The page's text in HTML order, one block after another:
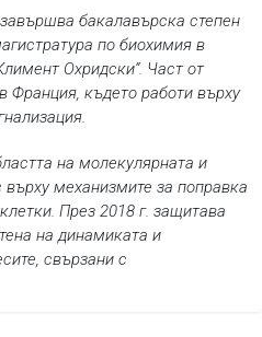
бакалавърска степен
по биохимия в
Охридски“. Част от
Франция, където работи върху
на молекулярната и
механизмите за поправка
През 2018 г. защитава
на динамиката и
свързани с